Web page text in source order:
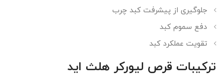
جلوگیری از پیشرفت کبد چرب
دفع سموم کبد
تقویت عملکرد کبد
ترکیبات قرص لیورکر هلث اید